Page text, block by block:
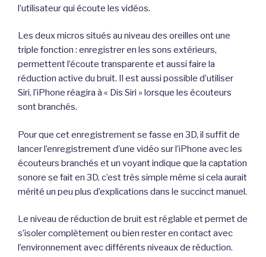
l’utilisateur qui écoute les vidéos.
Les deux micros situés au niveau des oreilles ont une
triple fonction : enregistrer en les sons extérieurs,
permettent l’écoute transparente et aussi faire la
réduction active du bruit. Il est aussi possible d’utiliser
Siri, l’iPhone réagira à « Dis Siri » lorsque les écouteurs
sont branchés.
Pour que cet enregistrement se fasse en 3D, il suffit de
lancer l’enregistrement d’une vidéo sur l’iPhone avec les
écouteurs branchés et un voyant indique que la captation
sonore se fait en 3D, c’est très simple même si cela aurait
mérité un peu plus d’explications dans le succinct manuel.
Le niveau de réduction de bruit est réglable et permet de
s’isoler complètement ou bien rester en contact avec
l’environnement avec différents niveaux de réduction.